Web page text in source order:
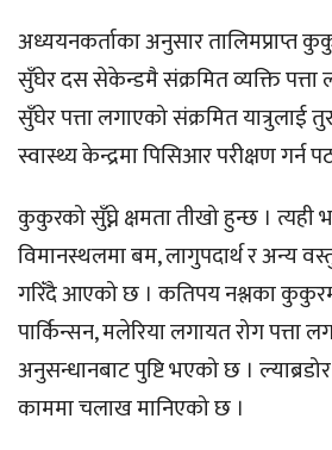
अध्ययनकर्ताका अनुसार तालिमप्राप्त
सुँघेर दस सेकेन्डमै संक्रमित व्यक्ति
सुँघेर पत्ता लगाएको संक्रमित यात्रुलाई
स्वास्थ्य केन्द्रमा पिसिआर परीक्षण गर्न
कुकुरको सुँघ्ने क्षमता तीखो हुन्छ ।
विमानस्थलमा बम, लागुपदार्थ र अन्य
गरिँदै आएको छ । कतिपय नश्लका
पार्किन्सन, मलेरिया लगायत रोग पत्ता
अनुसन्धानबाट पुष्टि भएको छ ।
काममा चलाख मानिएको छ ।